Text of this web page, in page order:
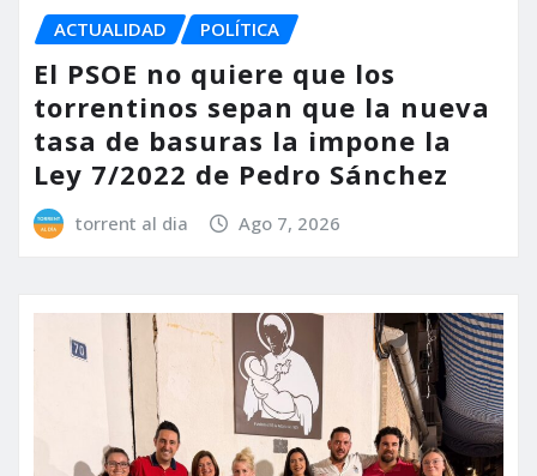
ACTUALIDAD POLÍTICA
El PSOE no quiere que los
torrentinos sepan que la nueva
tasa de basuras la impone la
Ley 7/2022 de Pedro Sánchez
torrent al dia Ago 7, 2026